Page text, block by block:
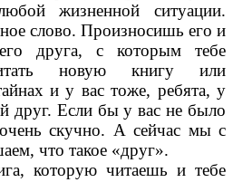
жизненной ситуации.
слово. Произносишь его и
друга, с которым тебе
новую книгу или
и у вас тоже, ребята, у
друг. Если бы у вас не было
скучно. А сейчас мы с
что такое «друг».
которую читаешь и тебе